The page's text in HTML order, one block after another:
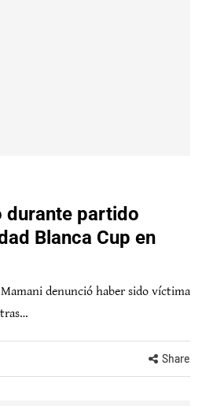
partido
Blanca Cup en
denunció haber sido víctima
Share